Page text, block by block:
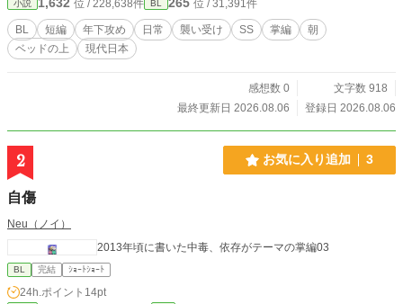
小説 位 / 228,638件 BL 位 / 31,391件
BL 短編 年下攻め 日常 襲い受け SS 掌編
朝
ベッドの上
現代日本
感想数 0
文字数 918
最終更新日 2026.08.06
登録日 2026.08.06
2 お気に入り追加 3
自傷
Neu（ノイ）
2013年頃に書いた中毒、依存がテーマの掌編03
BL 完結 ｼｮｰﾄｼｮｰﾄ
24h.ポイント 14pt